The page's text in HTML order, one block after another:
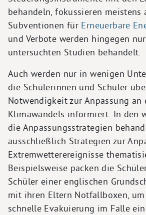
behandeln, fokussieren meistens
Subventionen für Erneuerbare
und Verbote werden hingegen
untersuchten Studien behandelt.
Auch werden nur in wenigen
die Schülerinnen und Schüler
Notwendigkeit zur Anpassung an
Klimawandels informiert. In den
die Anpassungsstrategien
ausschließlich Strategien zur
Extremwetterereignisse
Beispielsweise packen die
Schüler einer englischen
mit ihren Eltern Notfallboxen,
schnelle Evakuierung im Falle